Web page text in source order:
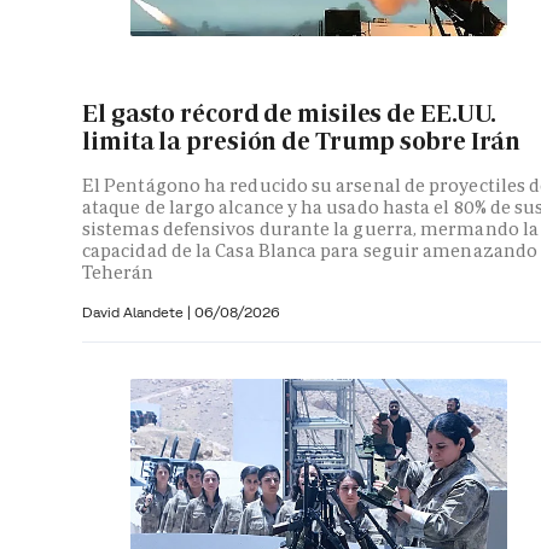
El gasto récord de misiles de EE.UU.
limita la presión de Trump sobre Irán
El Pentágono ha reducido su arsenal de proyectiles
ataque de largo alcance y ha usado hasta el 80% de
sistemas defensivos durante la guerra, mermando la
capacidad de la Casa Blanca para seguir amenazando
Teherán
David Alandete | 06/08/2026